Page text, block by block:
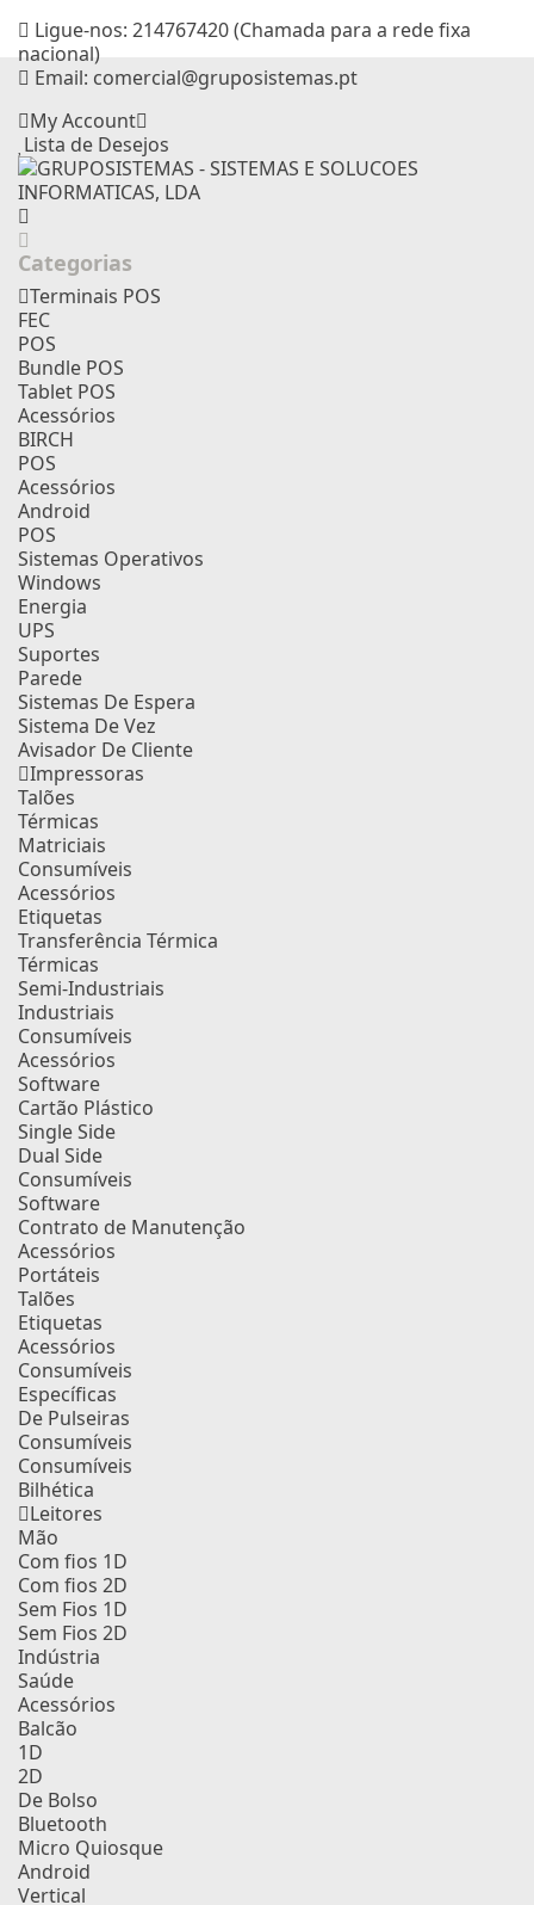
Ligue-nos: 214767420 (Chamada para a rede fixa
nacional)
Email: comercial@gruposistemas.pt
My Account
Lista de Desejos
Categorias
Terminais POS
FEC
POS
Bundle POS
Tablet POS
Acessórios
BIRCH
POS
Acessórios
Android
POS
Sistemas Operativos
Windows
Energia
UPS
Suportes
Parede
Sistemas De Espera
Sistema De Vez
Avisador De Cliente
Impressoras
Talões
Térmicas
Matriciais
Consumíveis
Acessórios
Etiquetas
Transferência Térmica
Térmicas
Semi-Industriais
Industriais
Consumíveis
Acessórios
Software
Cartão Plástico
Single Side
Dual Side
Consumíveis
Software
Contrato de Manutenção
Acessórios
Portáteis
Talões
Etiquetas
Acessórios
Consumíveis
Específicas
De Pulseiras
Consumíveis
Consumíveis
Bilhética
Leitores
Mão
Com fios 1D
Com fios 2D
Sem Fios 1D
Sem Fios 2D
Indústria
Saúde
Acessórios
Balcão
1D
2D
De Bolso
Bluetooth
Micro Quiosque
Android
Vertical